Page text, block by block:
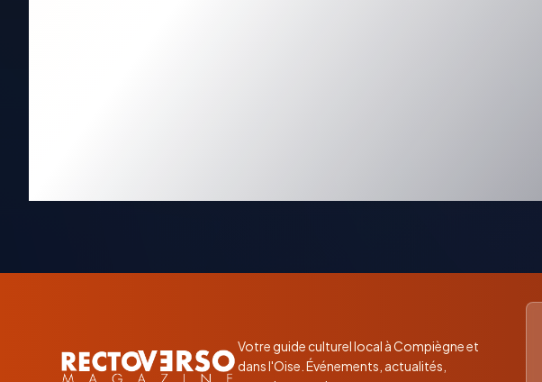
Votre guide culturel local à Compiègne et
dans l'Oise. Événements, actualités,